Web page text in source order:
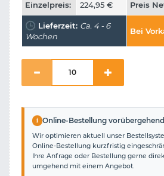
Einzelpreis: 224,95 € Preis
Lieferzeit: Ca. 4 - 6
Wochen
Bei
i Online-Bestellung
Wir optimieren aktuell unser
Online-Bestellung kurzfristig
Ihre Anfrage oder Bestellung gerne
umgehend mit einem Angebot.